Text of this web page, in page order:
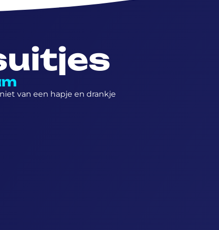
van een hapje en drankje